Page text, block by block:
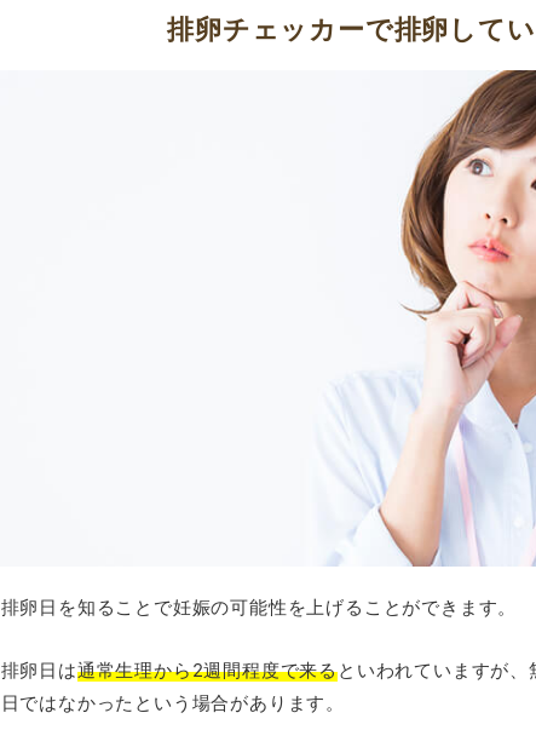
排卵チェッカーで排卵して
排卵日を知ることで妊娠の可能性を上げることができます。
排卵日は通常生理から2週間程度で来るといわれていますが
日ではなかったという場合があります。